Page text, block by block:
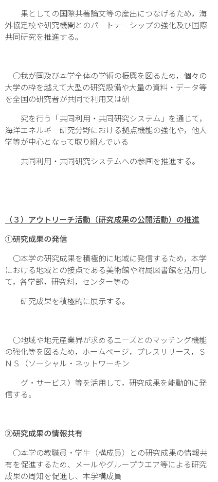
果としての国際共著論文等の産出につなげるため，海
外協定校や研究機関とのパートナーシップの強化及び国際
共同研究を推進する。
○我が国及び本学全体の学術の振興を図るため，個々の
大学の枠を越えて大型の研究設備や大量の資料・データ等
を全国の研究者が共同で利用又は研
究を行う「共同利用・共同研究システム」を通じて，
海洋エネルギー研究分野における拠点機能の強化や，他大
学等が中心となって取り組んでいる
共同利用・共同研究システムへの参画を推進する。
（３）アウトリーチ活動（研究成果の公開活動）の推進
①研究成果の発信
○本学の研究成果を積極的に地域に発信するため，本学
における地域との接点である美術館や附属図書館を活用し
て，各学部，研究科，センター等の
研究成果を積極的に展示する。
○地域や地元産業界が求めるニーズとのマッチング機能
の強化等を図るため，ホームページ，プレスリリース，Ｓ
ＮＳ（ソーシャル・ネットワーキン
グ・サービス）等を活用して，研究成果を能動的に発
信する。
②研究成果の情報共有
○本学の教職員・学生（構成員）との研究成果の情報共
有を促進するため、メールやグループウエア等による研究
成果の周知を促進し、本学構成員